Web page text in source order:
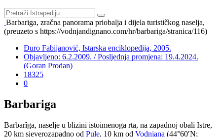
Barbariga, zračna panorama priobalja i dijela turističkog naselja,
(preuzeto s https://vodnjandignano.com/hr/barbariga/stranica/116)
Đuro Fabijanović, Istarska enciklopedija, 2005.
Objavljeno: 6.2.2009. / Posljednja promjena: 19.4.2024.
(Goran Prodan)
18325
0
Barbariga
Barbarȋga, naselje u blizini istoimenoga rta, na zapadnoj obali Istre,
20 km sjeverozapadno od Pule, 10 km od Vodnjana (44°60′N;